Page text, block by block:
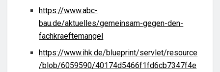
https://www.abc-
bau.de/aktuelles/gemeinsam-gegen-den-
fachkraeftemangel
https://www.ihk.de/blueprint/servlet/resource
/blob/6059590/40174d5466f1fd6cb7347f4e